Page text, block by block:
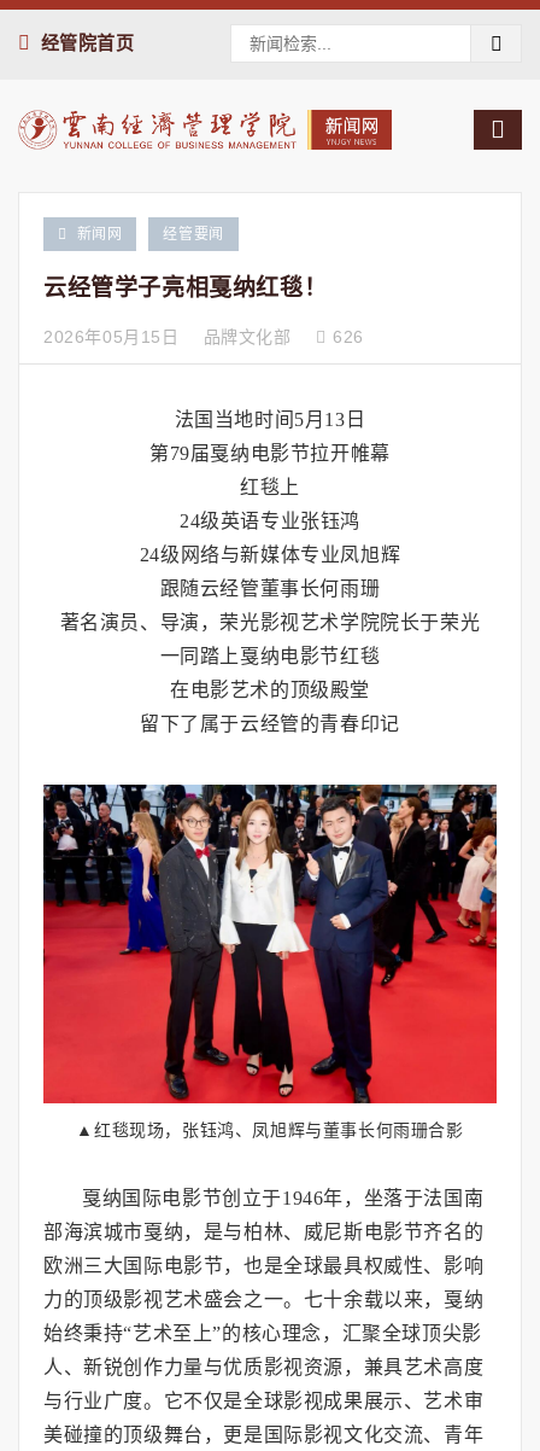
经管院首页
新闻网 经管要闻
云经管学子亮相戛纳红毯！
2026年05月15日 品牌文化部 626
法国当地时间5月13日
第79届戛纳电影节拉开帷幕
红毯上
24级英语专业张钰鸿
24级网络与新媒体专业凤旭辉
跟随云经管董事长何雨珊
著名演员、导演，荣光影视艺术学院院长于荣光
一同踏上戛纳电影节红毯
在电影艺术的顶级殿堂
留下了属于云经管的青春印记
▲红毯现场，张钰鸿、凤旭辉与董事长何雨珊合影
戛纳国际电影节创立于1946年，坐落于法国南
部海滨城市戛纳，是与柏林、威尼斯电影节齐名的
欧洲三大国际电影节，也是全球最具权威性、影响
力的顶级影视艺术盛会之一。七十余载以来，戛纳
始终秉持“艺术至上”的核心理念，汇聚全球顶尖影
人、新锐创作力量与优质影视资源，兼具艺术高度
与行业广度。它不仅是全球影视成果展示、艺术审
美碰撞的顶级舞台，更是国际影视文化交流、青年